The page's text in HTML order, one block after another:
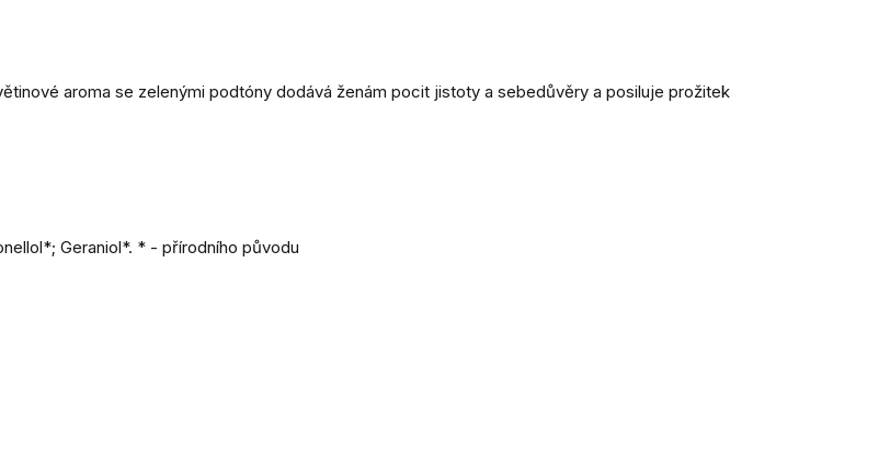
aroma se zelenými podtóny dodává ženám pocit jistoty a sebedůvěry a posiluje prožitek
Geraniol*. * - přírodního původu